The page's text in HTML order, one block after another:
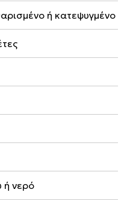
ή κατεψυγμένο
ή νερό